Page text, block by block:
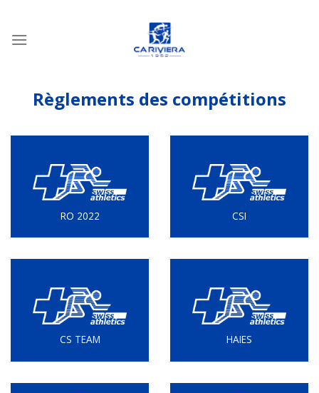
contenu
Règlements des compétitions
RO 2022 CSI
CS TEAM HAIES